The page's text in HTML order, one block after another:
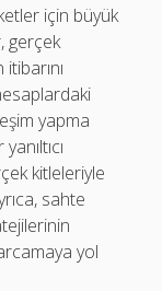
için büyük
gerçek
yapma
kitleleriyle
sahte
yol